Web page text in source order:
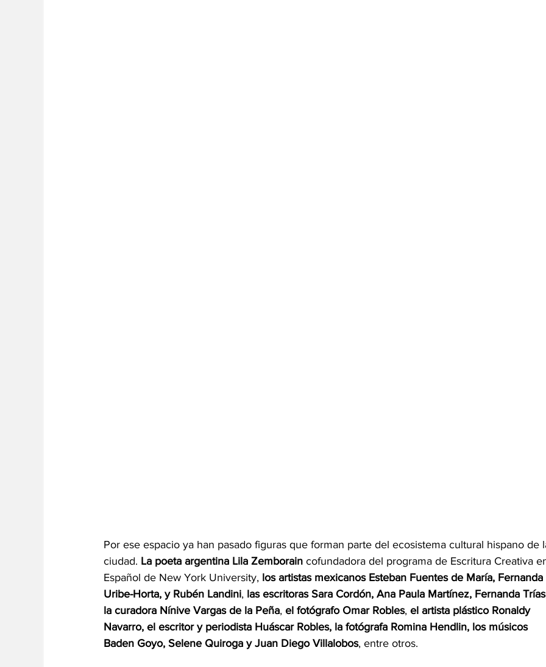
Por ese espacio ya han pasado figuras que forman parte del ecosistema cultural hispano de
ciudad. La poeta argentina Lila Zemborain cofundadora del programa de Escritura Creativa
Español de New York University, los artistas mexicanos Esteban Fuentes de María, Fernanda
Uribe-Horta, y Rubén Landini, las escritoras Sara Cordón, Ana Paula Martínez, Fernanda
la curadora Nínive Vargas de la Peña, el fotógrafo Omar Robles, el artista plástico Ronaldy
Navarro, el escritor y periodista Huáscar Robles, la fotógrafa Romina Hendlin, los músicos
Baden Goyo, Selene Quiroga y Juan Diego Villalobos, entre otros.